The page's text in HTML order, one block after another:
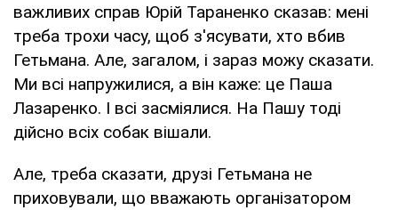
важливих справ Юрій Тараненко сказав: мені
треба трохи часу, щоб з'ясувати, хто вбив
Гетьмана. Але, загалом, і зараз можу сказати.
Ми всі напружилися, а він каже: це Паша
Лазаренко. І всі засміялися. На Пашу тоді
дійсно всіх собак вішали.
Але, треба сказати, друзі Гетьмана не
приховували, що вважають організатором